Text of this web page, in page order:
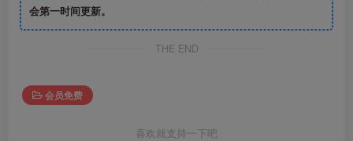
会第一时间更新。
THE END
会员免费
喜欢就支持一下吧